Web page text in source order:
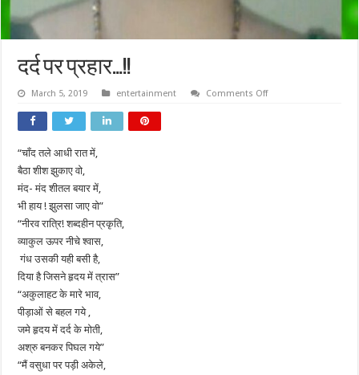
दर्द पर प्रहार…!!
March 5, 2019 entertainment Comments Offon
“चाँद तले आधी रात में,
बैठा शीश झुकाए वो,
मंद- मंद शीतल बयार में,
भी हाय ! झुलसा जाए वो”
“नीरव रात्रि! शब्दहीन प्रकृति,
व्याकुल ऊपर नीचे श्वास,
गंध उसकी यही बसी है,
दिया है जिसने हृदय में त्रास”
“अकुलाहट के मारे भाव,
पीड़ाओं से बहल गये ,
जमे हृदय में दर्द के मोती,
अश्रु बनकर पिघल गये”
“मैं वसुधा पर पड़ी अकेले,